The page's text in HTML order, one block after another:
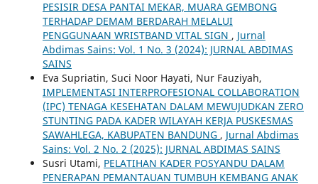
PESISIR DESA PANTAI MEKAR, MUARA GEMBONG
TERHADAP DEMAM BERDARAH MELALUI
PENGGUNAAN WRISTBAND VITAL SIGN , Jurnal
Abdimas Sains: Vol. 1 No. 3 (2024): JURNAL ABDIMAS
SAINS
Eva Supriatin, Suci Noor Hayati, Nur Fauziyah,
IMPLEMENTASI INTERPROFESIONAL COLLABORATION
(IPC) TENAGA KESEHATAN DALAM MEWUJUDKAN ZERO
STUNTING PADA KADER WILAYAH KERJA PUSKESMAS
SAWAHLEGA, KABUPATEN BANDUNG , Jurnal Abdimas
Sains: Vol. 2 No. 2 (2025): JURNAL ABDIMAS SAINS
Susri Utami, PELATIHAN KADER POSYANDU DALAM
PENERAPAN PEMANTAUAN TUMBUH KEMBANG ANAK